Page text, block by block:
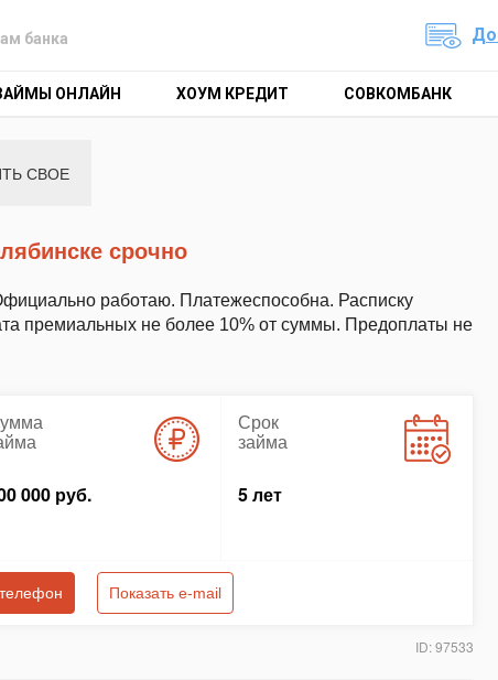
банка
ОНЛАЙН ХОУМ КРЕДИТ СОВКОМБАНК
СВОЕ
срочно
работаю. Платежеспособна. Расписку
премиальных не более 10% от суммы. Предоплаты не
000 руб.
Срок
займа
5 лет
Показать e-mail
ID: 97533